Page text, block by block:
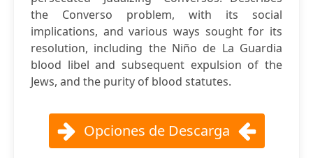
the Converso problem, with its social
implications, and various ways sought for its
resolution, including the Niño de La Guardia
blood libel and subsequent expulsion of the
Jews, and the purity of blood statutes.
Opciones de Descarga